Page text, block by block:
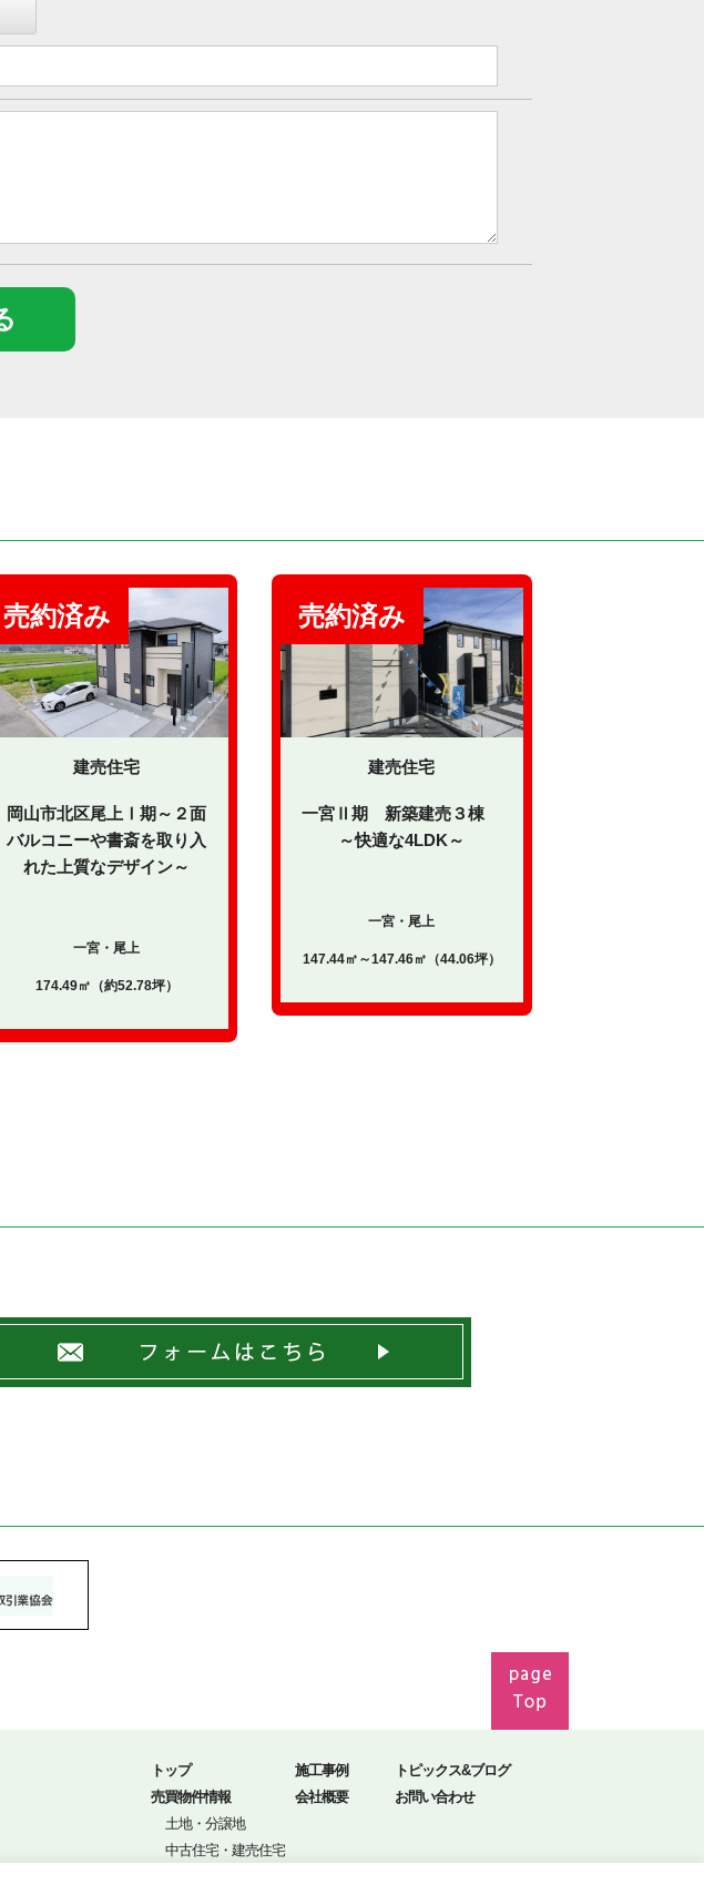
建売住宅
岡山市北区尾上Ⅰ期～２面
バルコニーや書斎を取り入
れた上質なデザイン～
一宮・尾上
174.49㎡（約52.78坪）
建売住宅
一宮Ⅱ期 新築建売３棟
～快適な4LDK～
一宮・尾上
147.44㎡～147.46㎡（44.06坪）
トップ
売買物件情報
土地・分譲地
中古住宅・建売住宅
施工事例
会社概要
トピックス&ブログ
お問い合わせ